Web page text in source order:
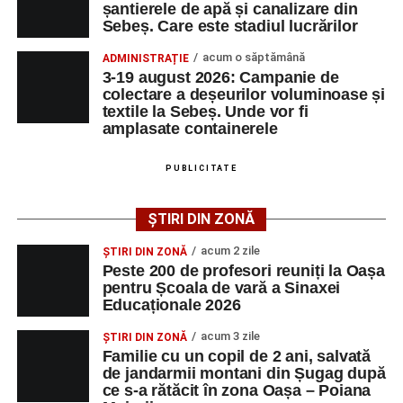
Primul concert din cadrul String Symphonic Camp
2026 a adus emoție și aplauze la Sebeș
În luna august, cele mai recente lucrări ale lui Eugen
Măcinic pot fi admirate la Primăria Sebeș
au venit la Sebeș și au susținut un recital apreciat de
tinerilor muzicieni și munca depusă în cadrul taberei, iar
spectatorii au răsplătit prestațiile cu aplauze îndelungate.
șantierele de apă și canalizare din
Sebeș. Care este stadiul lucrărilor
ADMINISTRAȚIE acum o săptămână
3-19 august 2026: Campanie de
colectare a deșeurilor voluminoase și
textile la Sebeș. Unde vor fi
amplasate containerele
PUBLICITATE
ȘTIRI DIN ZONĂ
ȘTIRI DIN ZONĂ acum 2 zile
Peste 200 de profesori reuniți la Oașa
pentru Școala de vară a Sinaxei
Educaționale 2026
ȘTIRI DIN ZONĂ acum 3 zile
Familie cu un copil de 2 ani, salvată
de jandarmii montani din Șugag după
ce s-a rătăcit în zona Oașa – Poiana